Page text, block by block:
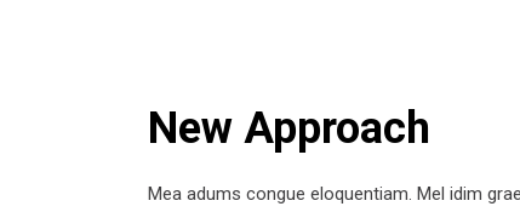
New Approach
Mea adums congue eloquentiam. Mel idim